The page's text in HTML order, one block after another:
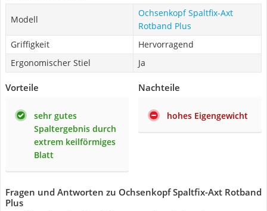
Modell
Ochsenkopf Spaltfix-Axt
Rotband Plus
Griffigkeit
Hervorragend
Ergonomischer Stiel
Ja
Vorteile
sehr gutes
Spaltergebnis durch
extrem keilförmiges
Blatt
Nachteile
hohes Eigengewicht
Fragen und Antworten zu Ochsenkopf Spaltfix-Axt Rotband
Plus